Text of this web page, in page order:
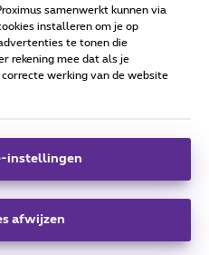
Proximus
beheerd conform het
Brussel.
samenwerkt kunnen via
installeren om je op
te tonen die
rekening mee dat als je
werking van de website
instellingen
afwijzen